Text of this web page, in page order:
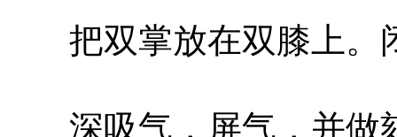
把双掌放在双膝上。
深吸气，屏气，并做